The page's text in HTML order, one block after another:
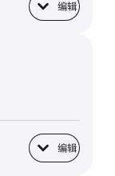
编辑
固态硬盘
编辑
底座